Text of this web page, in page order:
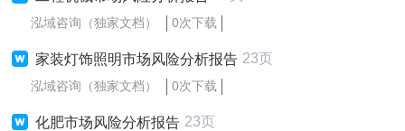
泓域咨询（独家文档） 0次下载
家装灯饰照明市场风险分析报告 23页
泓域咨询（独家文档） 0次下载
化肥市场风险分析报告 23页